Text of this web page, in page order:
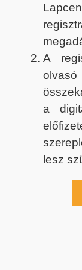
A
a
lesz